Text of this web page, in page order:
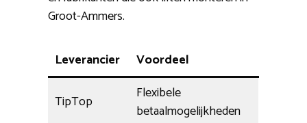
Groot-Ammers.
Leverancier Voordeel
TipTop
Flexibele
betaalmogelijkheden